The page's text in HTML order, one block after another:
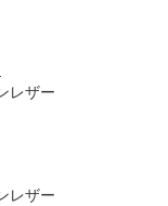
レザー
レザー